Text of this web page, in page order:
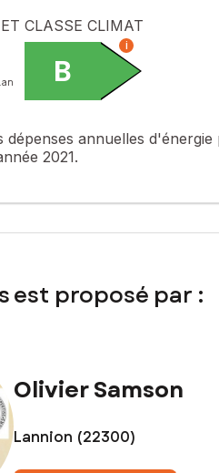
SAFTI : Olivier SAMSON, Tél.
CLASSE CLIMAT
an B
i
dépenses annuelles
2021.
est proposé par :
Olivier Samson
Lannion (22300)